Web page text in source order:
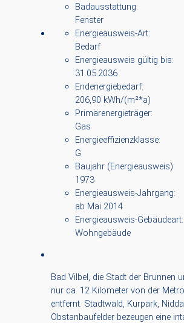
Badausstattung:
Fenster
Energieausweis-Art:
Bedarf
Energieausweis gültig bis:
31.05.2036
Endenergiebedarf:
206,90 kWh/(m²*a)
Primärenergieträger:
Gas
Energieeffizienzklasse:
G
Baujahr (Energieausweis):
1973
Energieausweis-Jahrgang:
ab Mai 2014
Energieausweis-Gebäudeart:
Wohngebäude
Bad Vilbel, die Stadt der Brunnen
nur ca. 12 Kilometer von der
entfernt. Stadtwald, Kurpark,
Obstanbaufelder bezeugen eine